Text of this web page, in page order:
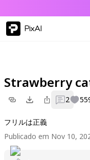
PixAI
Strawberry
2
フリルは正義
Publicado em Nov 10,